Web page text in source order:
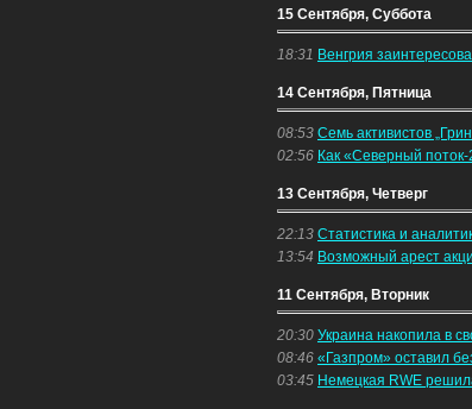
15 Сентября, Суббота
18:31 Венгрия
14 Сентября, Пятница
08:53 Семь активистов
02:56 Как «Северный
13 Сентября, Четверг
22:13 Статистика и
13:54 Возможный арест
11 Сентября, Вторник
20:30 Украина накопила в
08:46 «Газпром» оставил
03:45 Немецкая RWE